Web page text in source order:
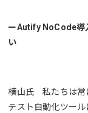
ーAutify NoCode導
い
横山氏 私たちは常
テスト自動化ツー